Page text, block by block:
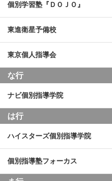
個別学習塾『ＤＯＪＯ』
東進衛星予備校
東京個人指導会
な行
ナビ個別指導学院
は行
ハイスターズ個別指導学院
個別指導塾フォーカス